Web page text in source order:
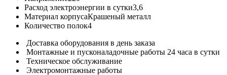
Расход электроэнергии в сутки3,6
Материал корпусаКрашеный металл
Количество полок4
Доставка оборудования в день заказа
Монтажные и пусконаладочные работы 24 часа в сутки
Техническое обслуживание
Электромонтажные работы